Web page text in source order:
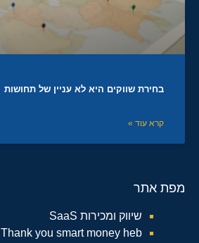
בחירת שווקים היא לא עניין של תחושות
קרא עוד »
מפת אתר
שיווק ומכירות SaaS
Thank you smart money heb